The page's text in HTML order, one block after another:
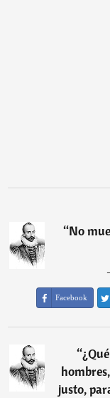
“No
Facebook
“
justo,